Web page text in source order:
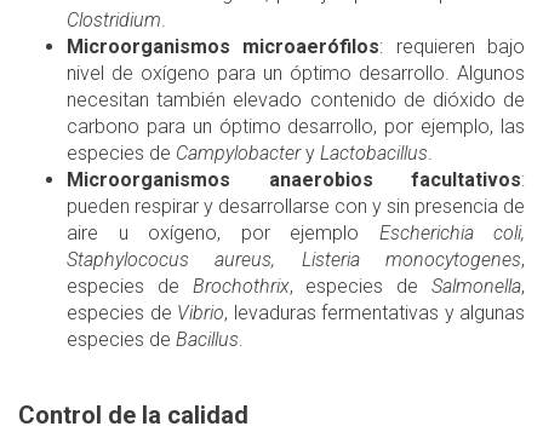
Clostridium.
Microorganismos microaerófilos: requieren bajo
nivel de oxígeno para un óptimo desarrollo. Algunos
necesitan también elevado contenido de dióxido de
carbono para un óptimo desarrollo, por ejemplo, las
especies de Campylobactery Lactobacillus.
Microorganismos anaerobios facultativos:
pueden respirar y desarrollarse con y sin presencia de
aire u oxígeno, por ejemplo Escherichia coli,
Staphylococus aureus, Listeria monocytogenes,
especies de Brochothrix, especies deSalmonella,
especies de Vibrio, levaduras fermentativas y algunas
especies de Bacillus.
Control de la calidad